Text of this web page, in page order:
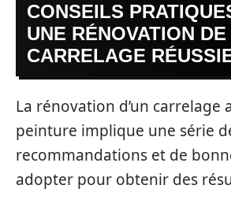
CONSEILS
UNE RÉNOVATION DE
CARRELAGE
La rénovation d’un carrelage
peinture implique une série
recommandations et de
adopter pour obtenir des